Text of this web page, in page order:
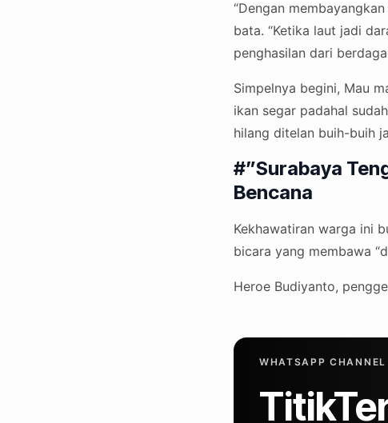
“Dengan
bata. “Ketika laut jadi
penghasilan dari
Simpelnya begini, Mau
ikan segar padahal
hilang ditelan buih-buih
#”Surabaya
Bencana
Kekhawatiran warga ini
bicara yang membawa
Heroe Budiyanto,
WHATSAPP